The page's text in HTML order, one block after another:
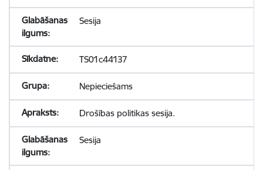
Sesija
TS01c44137
Nepieciešams
Drošības politikas sesija.
Sesija